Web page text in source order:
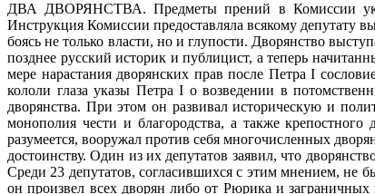
ДВА ДВОРЯНСТВА.Предметы прений в Комиссии
Инструкция Комиссии предоставляла всякому депутату
боясь не только власти, но и глупости. Дворянство
позднее русский историк и публицист, а теперь
мере нарастания дворянских прав после Петра I
кололи глаза указы Петра I о возведении в
дворянства. При этом он развивал историческую и
монополия чести и благородства, а также
разумеется, вооружал против себя многочисленных
достоинству. Один из их депутатов заявил, что
Среди 23 депутатов, согласившихся с этим мнением, не
он произвел всех дворян либо от Рюрика и